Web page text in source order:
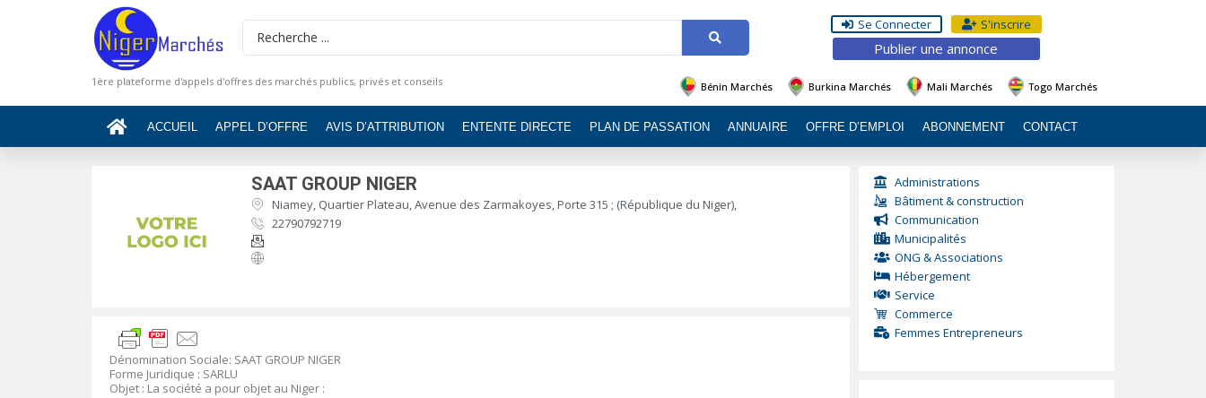
Se Connecter S'inscrire
Publier une annonce
1ère plateforme d'appels d'offres des marchés publics, privés et conseils Bénin Marchés Burkina Marchés Mali Marchés Togo Marchés
ACCUEIL APPEL D’OFFRE AVIS D’ATTRIBUTION ENTENTE DIRECTE PLAN DE PASSATION ANNUAIRE OFFRE D’EMPLOI ABONNEMENT CONTACT
SAAT GROUP NIGER
Niamey, Quartier Plateau, Avenue des Zarmakoyes, Porte 315 ; (République du Niger),
22790792719
Dénomination Sociale: SAAT GROUP NIGER
Forme Juridique : SARLU
Objet : La société a pour objet au Niger :
Administrations
Bâtiment & construction
Communication
Municipalités
ONG & Associations
Hébergement
Service
Commerce
Femmes Entrepreneurs